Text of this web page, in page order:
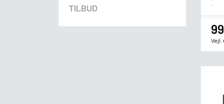
TILBUD